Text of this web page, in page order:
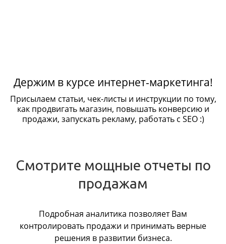
Держим в курсе интернет-маркетинга!
Присылаем статьи, чек-листы и инструкции по тому,
как продвигать магазин, повышать конверсию и
продажи, запускать рекламу, работать с SEO :)
Смотрите мощные отчеты по
продажам
Подробная аналитика позволяет Вам
контролировать продажи и принимать верные
решения в развитии бизнеса.